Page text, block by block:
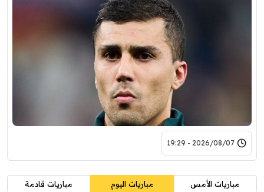
2026/08/07 - 19:29
مباريات الأمس مباريات اليوم مباريات قادمة